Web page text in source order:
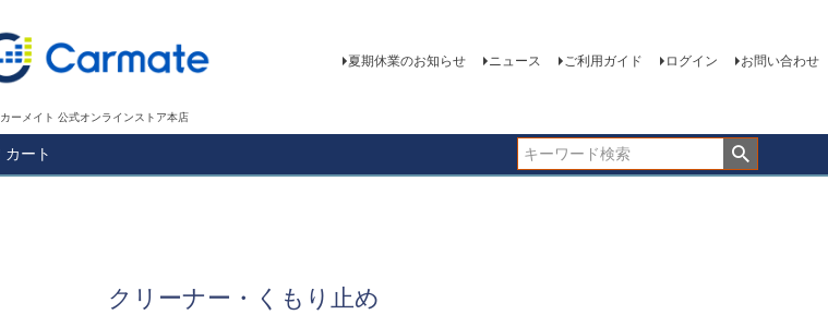
カーメイト 公式オンラインストア本店
夏期休業のお知らせ ニュース ご利用ガイド ログイン お問い合わせ
カート
クリーナー・くもり止め